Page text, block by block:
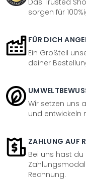
Das Trusted
sorgen für
FÜR DICH
Ein Großteil
deiner
Wir setzen uns
und entwickeln
ZAHLUNG AUF
Bei uns hast
Rechnung.